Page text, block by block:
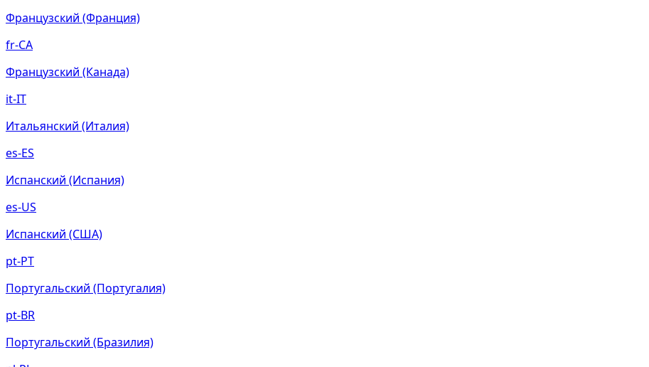
Французский (Франция)
fr-CA
Французский (Канада)
it-IT
Итальянский (Италия)
es-ES
Испанский (Испания)
es-US
Испанский (США)
pt-PT
Португальский (Португалия)
pt-BR
Португальский (Бразилия)